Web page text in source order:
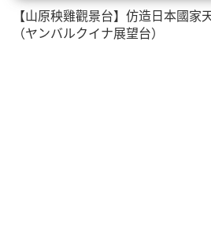
【山原秧雞觀景台】仿造日本國
（ヤンバルクイナ展望台）